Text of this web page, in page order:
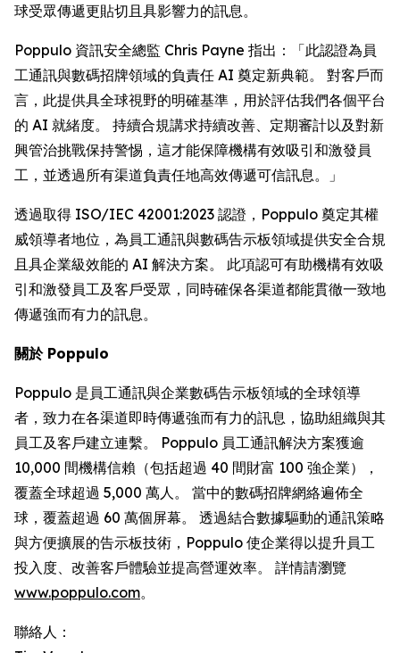
球受眾傳遞更貼切且具影響力的訊息。
Poppulo 資訊安全總監 Chris Payne 指出：「此認證為員
工通訊與數碼招牌領域的負責任 AI 奠定新典範。 對客戶而
言，此提供具全球視野的明確基準，用於評估我們各個平台
的 AI 就緒度。 持續合規講求持續改善、定期審計以及對新
興管治挑戰保持警惕，這才能保障機構有效吸引和激發員
工，並透過所有渠道負責任地高效傳遞可信訊息。」
透過取得 ISO/IEC 42001:2023 認證，Poppulo 奠定其權
威領導者地位，為員工通訊與數碼告示板領域提供安全合規
且具企業級效能的 AI 解決方案。 此項認可有助機構有效吸
引和激發員工及客戶受眾，同時確保各渠道都能貫徹一致地
傳遞強而有力的訊息。
關於 Poppulo
Poppulo 是員工通訊與企業數碼告示板領域的全球領導
者，致力在各渠道即時傳遞強而有力的訊息，協助組織與其
員工及客戶建立連繫。 Poppulo 員工通訊解決方案獲逾
10,000 間機構信賴（包括超過 40 間財富 100 強企業），
覆蓋全球超過 5,000 萬人。 當中的數碼招牌網絡遍佈全
球，覆蓋超過 60 萬個屏幕。 透過結合數據驅動的通訊策略
與方便擴展的告示板技術，Poppulo 使企業得以提升員工
投入度、改善客戶體驗並提高營運效率。 詳情請瀏覽
www.poppulo.com。
聯絡人：